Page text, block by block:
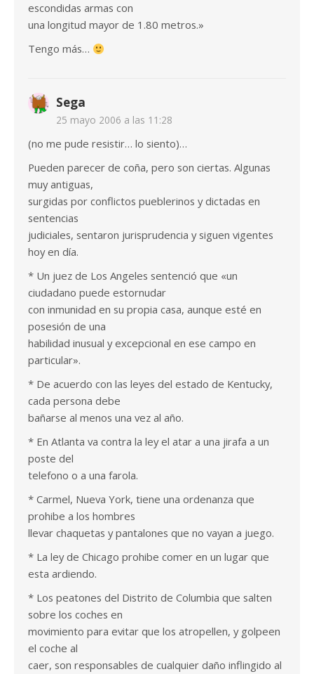
escondidas armas con
una longitud mayor de 1.80 metros.»
Tengo más…
Sega
25 mayo 2006 a las 11:28
(no me pude resistir… lo siento)…
Pueden parecer de coña, pero son ciertas. Algunas
muy antiguas,
surgidas por conflictos pueblerinos y dictadas en
sentencias
judiciales, sentaron jurisprudencia y siguen vigentes
hoy en día.
* Un juez de Los Angeles sentenció que «un
ciudadano puede estornudar
con inmunidad en su propia casa, aunque esté en
posesión de una
habilidad inusual y excepcional en ese campo en
particular».
* De acuerdo con las leyes del estado de Kentucky,
cada persona debe
bañarse al menos una vez al año.
* En Atlanta va contra la ley el atar a una jirafa a un
poste del
telefono o a una farola.
* Carmel, Nueva York, tiene una ordenanza que
prohibe a los hombres
llevar chaquetas y pantalones que no vayan a juego.
* La ley de Chicago prohibe comer en un lugar que
esta ardiendo.
* Los peatones del Distrito de Columbia que salten
sobre los coches en
movimiento para evitar que los atropellen, y golpeen
el coche al
caer, son responsables de cualquier daño inflingido al